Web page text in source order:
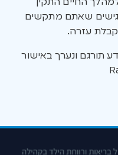
החיים התקין
שאתם מתקשים
עזרה.
תורגם ונערך באישור